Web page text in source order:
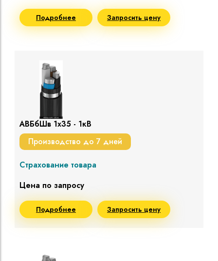
Подробнее Запросить цену
АВБбШв 1х35 - 1кВ
Производство до 7 дней
Страхование товара
Цена по запросу
Подробнее Запросить цену